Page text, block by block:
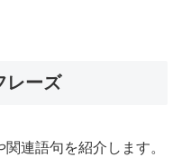
レーズ
連語句を紹介します。